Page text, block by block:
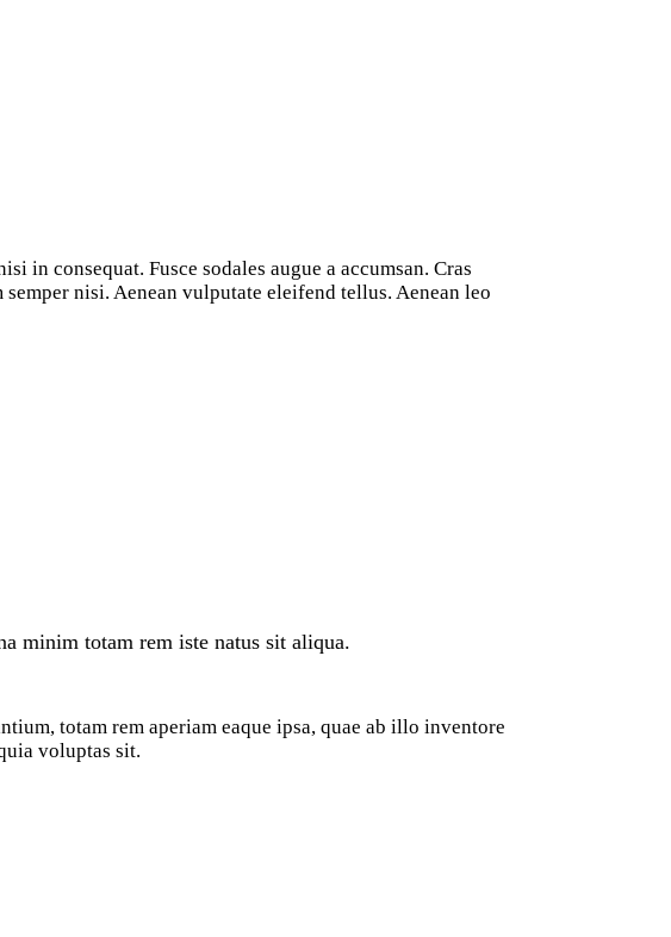
in consequat. Fusce sodales augue a accumsan. Cras
nisi. Aenean vulputate eleifend tellus. Aenean leo
minim totam rem iste natus sit aliqua.
totam rem aperiam eaque ipsa, quae ab illo inventore
voluptas sit.